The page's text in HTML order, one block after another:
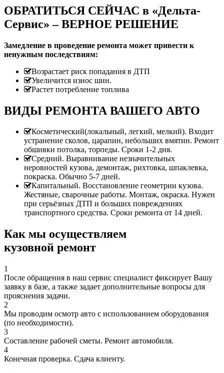
ОБРАТИТЬСЯ СЕЙЧАС в «Дельта-
Сервис» – ВЕРНОЕ РЕШЕНИЕ
Замедление в проведение ремонта может привести к
ненужным последствиям:
Возрастает риск попадания в ДТП
Увеличится износ шин.
Растет потребление топлива
ВИДЫ РЕМОНТА ВАШЕГО АВТО
Косметический(локальный, легкий, мелкий). Входит
устранение сколов, царапин, небольших вмятин. Ремонт
обшивки потолка, торпеды. Сроки 1-2 дня.
Средний. Выравнивание незначительных
неровностей кузова, демонтаж, рихтовка, шпаклевка,
покраска. Обычно 5-7 дней.
Капитальный. Восстановление геометрии кузова.
Жестяные, сварочные работы. Монтаж, окраска. Нужен
при серьёзных ДТП и больших повреждениях
транспортного средства. Сроки ремонта от 14 дней.
Как мы осуществляем
кузовной ремонт
1
После обращения в наш сервис специалист фиксирует Вашу
заявку в базе, а также задает дополнительные вопросы для
прояснения задачи.
2
Мы проводим осмотр авто с использованием оборудования
(по необходимости).
3
Составление рабочей сметы. Ремонт автомобиля.
4
Конечная проверка. Сдача клиенту.